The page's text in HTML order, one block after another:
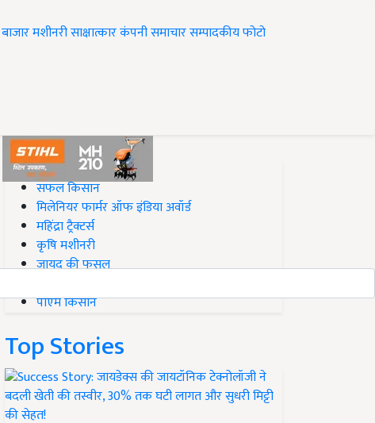
बाजारमशीनरीसाक्षात्कारकंपनी समाचारसम्पादकीयफोटो
#Top on Krishi Jagran
सफल किसान
मिलेनियर फार्मर ऑफ इंडिया अवॉर्ड
महिंद्रा ट्रैक्टर्स
कृषि मशीनरी
जायद की फसल
पीएम किसान
Top Stories